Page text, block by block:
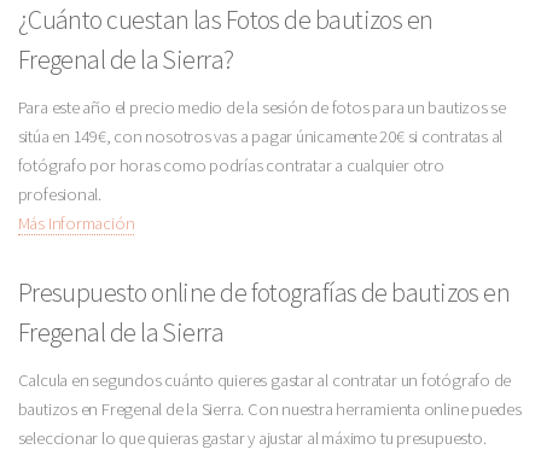
¿Cuánto cuestan las Fotos de bautizos en
Fregenal de la Sierra?
Para este año el precio medio de la sesión de fotos para un bautizos se
sitúa en 149€, con nosotros vas a pagar únicamente 20€ si contratas al
fotógrafo por horas como podrías contratar a cualquier otro
profesional.
Más Información
Presupuesto online de fotografías de bautizos en
Fregenal de la Sierra
Calcula en segundos cuánto quieres gastar al contratar un fotógrafo de
bautizos en Fregenal de la Sierra. Con nuestra herramienta online puedes
seleccionar lo que quieras gastar y ajustar al máximo tu presupuesto.